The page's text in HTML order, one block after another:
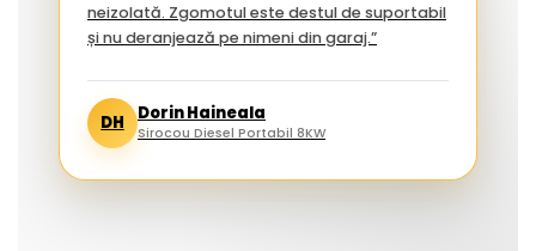
neizolată. Zgomotul este destul de suportabil
și nu deranjează pe nimeni din garaj.”
DH Dorin Haineala
Sirocou Diesel Portabil 8KW